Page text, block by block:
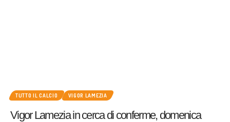
TUTTO IL CALCIO VIGOR LAMEZIA
Vigor Lamezia in cerca di conferme, domenica